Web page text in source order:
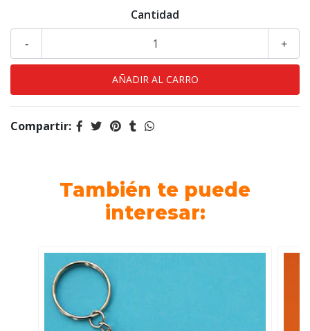
Cantidad
+
-
Compartir:
También te puede
interesar: